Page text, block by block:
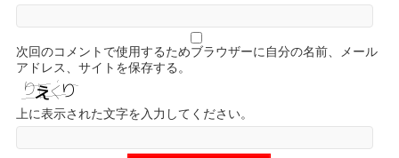
次回のコメントで使用するためブラウザーに自分の名前、メール
アドレス、サイトを保存する。
上に表示された文字を入力してください。